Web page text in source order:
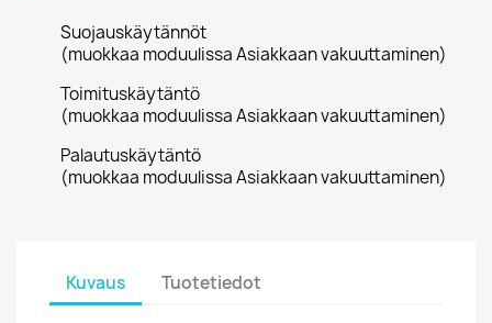
Suojauskäytännöt
(muokkaa moduulissa Asiakkaan vakuuttaminen)
Toimituskäytäntö
(muokkaa moduulissa Asiakkaan vakuuttaminen)
Palautuskäytäntö
(muokkaa moduulissa Asiakkaan vakuuttaminen)
Kuvaus Tuotetiedot